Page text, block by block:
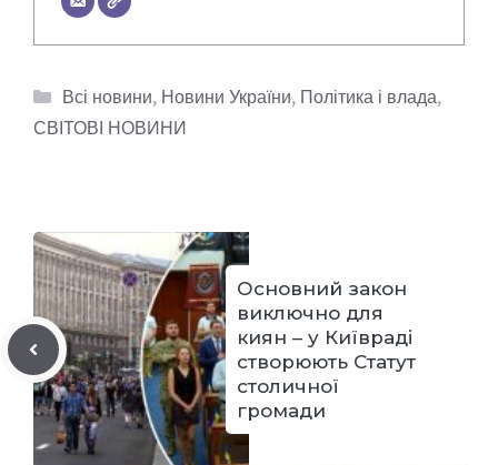
Категорії
Всі новини, Новини України, Політика і влада,
СВІТОВІ НОВИНИ
Основний закон
виключно для
киян – у Київраді
створюють Статут
столичної
громади